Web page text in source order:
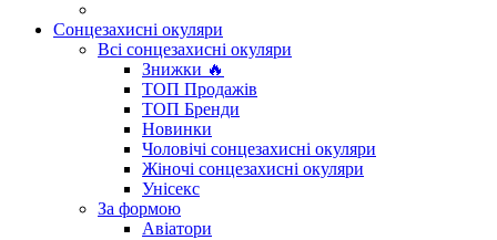
Сонцезахисні окуляри
Всі сонцезахисні окуляри
Знижки 🔥
ТОП Продажів
ТОП Бренди
Новинки
Чоловічі сонцезахисні окуляри
Жіночі сонцезахисні окуляри
Унісекс
За формою
Авіатори